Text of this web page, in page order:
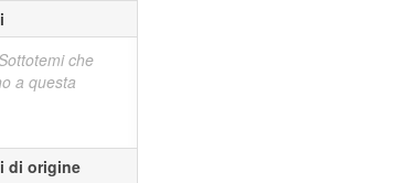
che
a questa
di origine